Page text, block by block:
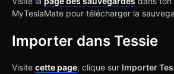
MyTeslaMate pour télécharger la
Importer dans Tessie
Visite cette page, clique sur Importer